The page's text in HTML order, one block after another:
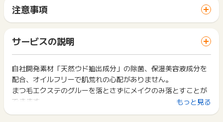
・商品受領の延期や受取拒否された場合
・返金保証を利用された場合
・転売目的等と判断されるポイント獲得の場合
・代引きにて注文された場合
※ポイントに関するお問い合わせは、ポイントタウンのサポート
お問い合わせをした場合、ポイント獲得対象外となる場合がご
ざいます。
サイトに移動してからお申し込みやお買い物が完了するまでの
間に、同じブラウザ（※）で他のサイトに移動した場合はポイン
ト獲得ができません。
「 ショッピングでポイントGET 」ボタンを押した時とサービ
ス・お買い物利用時で、デバイス・ブラウザが異なる場合はポ
イント獲得ができません。
2回以上同じお買い物・サービスをご利用される場合は、毎回
ポイントタウンに戻り、「 ショッピングでポイントGET 」ボ
タンを押してからご利用ください。
下記の事項に該当する場合、広告主側で対象外とみなし、「獲
得無効」となる可能性があります。
注意事項
一部のサービスにつきましては、1商品につき10円単位の金額
は切り捨てとなります。
ポイント獲得が1ポイント未満のものは切り捨てとなり、ポイ
ント履歴には記載されません。
原則として広告主側のポイント等を利用して支払われた金額分
につきましては、ポイントタウンのポイント獲得の対象には含
まれません。
広告主が運営しているサービスの都合もしくは会員様の都合で
商品の交換や一部でもキャンセルされた場合、ポイントが無効
サービスの説明
自社開発素材「天然ウド抽出成分」の除菌、保湿美容液成分を
配合、オイルフリーで肌荒れの心配がありません。
まつ毛エクステのグルーを落とさずにメイクのみ落とすことが
できます。
もっと見る